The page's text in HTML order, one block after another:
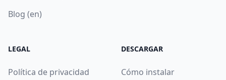
Blog (en)
LEGAL
Política de privacidad
DESCARGAR
Cómo instalar